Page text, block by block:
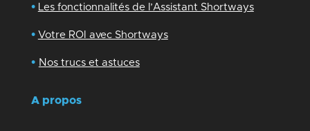
• Les fonctionnalités de l’Assistant Shortways
• Votre ROI avec Shortways
• Nos trucs et astuces
A propos